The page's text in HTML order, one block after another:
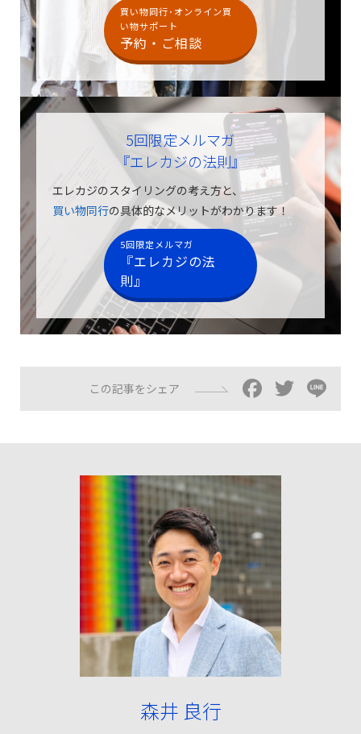
買い物同行･オンライン買
い物サポート
予約・ご相談
5回限定メルマガ
『エレカジの法則』
エレカジのスタイリングの考え方と、
買い物同行の具体的なメリットがわかります！
5回限定メルマガ
『エレカジの法
則』
この記事をシェア
森井 良行